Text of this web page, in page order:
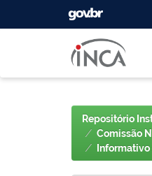
GOVBR
Repositório
Comissão
Informativo